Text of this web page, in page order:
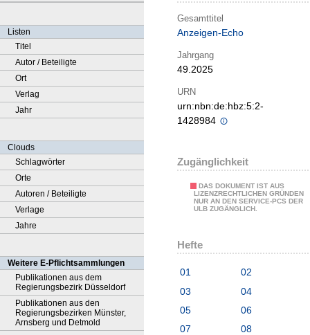
Listen
Titel
Autor / Beteiligte
Ort
Verlag
Jahr
Clouds
Schlagwörter
Orte
Autoren / Beteiligte
Verlage
Jahre
Weitere E-Pflichtsammlungen
Publikationen aus dem
Regierungsbezirk Düsseldorf
Publikationen aus den
Regierungsbezirken Münster,
Arnsberg und Detmold
Gesamttitel
Anzeigen-Echo
Jahrgang
49.2025
URN
urn:nbn:de:hbz:5:2-
1428984
Zugänglichkeit
DAS DOKUMENT IST AUS
LIZENZRECHTLICHEN GRÜNDEN
NUR AN DEN SERVICE-PCS DER
ULB ZUGÄNGLICH.
Hefte
01
02
03
04
05
06
07
08